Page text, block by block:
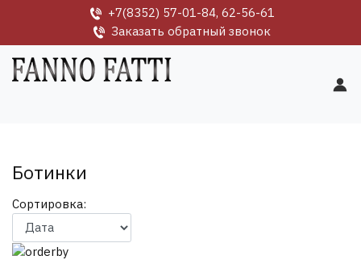
+7(8352) 57-01-84, 62-56-61
Заказать обратный звонок
Ботинки
Сортировка: